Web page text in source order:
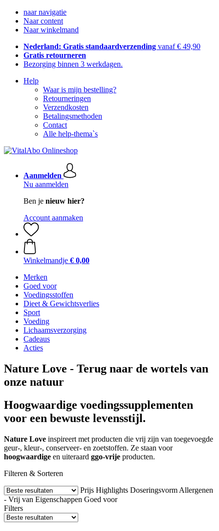
naar navigatie
Naar content
Naar winkelmand
Nederland: Gratis standaardverzending vanaf € 49,90
Gratis retourneren
Bezorging binnen 3 werkdagen.
Help
Waar is mijn bestelling?
Retourneringen
Verzendkosten
Betalingsmethoden
Contact
Alle help-thema`s
Aanmelden
Nu aanmelden
Ben je nieuw hier?
Account aanmaken
Winkelmandje € 0,00
Merken
Goed voor
Voedingsstoffen
Dieet & Gewichtsverlies
Sport
Voeding
Lichaamsverzorging
Cadeaus
Acties
Nature Love - Terug naar de wortels van
onze natuur
Hoogwaardige voedingssupplementen
voor een bewuste levensstijl.
Nature Love inspireert met producten die vrij zijn van toegevoegde
geur-, kleur-, conserveer- en zoetstoffen. Ze staan voor
hoogwaardige en uiteraard ggo-vrije producten.
Filteren & Sorteren
Prijs Highlights Doseringsvorm Allergenen
- Vrij van Eigenschappen Goed voor
Filters